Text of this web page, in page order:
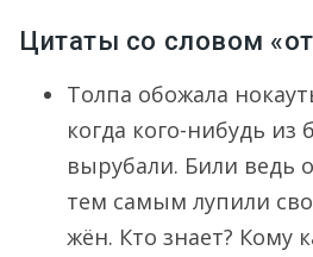
Цитаты со словом
Толпа обожала
когда кого-нибудь из
вырубали. Били ведь
тем самым лупили
жён. Кто знает? Кому